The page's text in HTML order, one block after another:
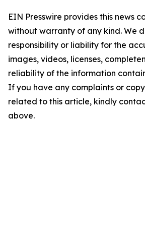
EIN Presswire provides this news
without warranty of any kind. We
responsibility or liability for the
images, videos, licenses,
reliability of the information
If you have any complaints or
related to this article, kindly
above.